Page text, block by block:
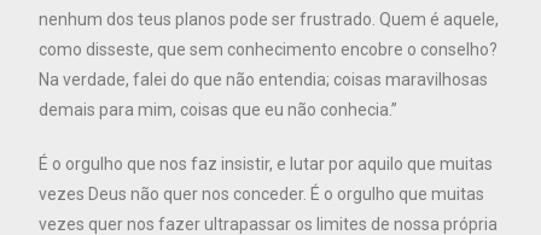
nenhum dos teus planos pode ser frustrado. Quem é aquele,
como disseste, que sem conhecimento encobre o conselho?
Na verdade, falei do que não entendia; coisas maravilhosas
demais para mim, coisas que eu não conhecia.”
É o orgulho que nos faz insistir, e lutar por aquilo que muitas
vezes Deus não quer nos conceder. É o orgulho que muitas
vezes quer nos fazer ultrapassar os limites de nossa própria